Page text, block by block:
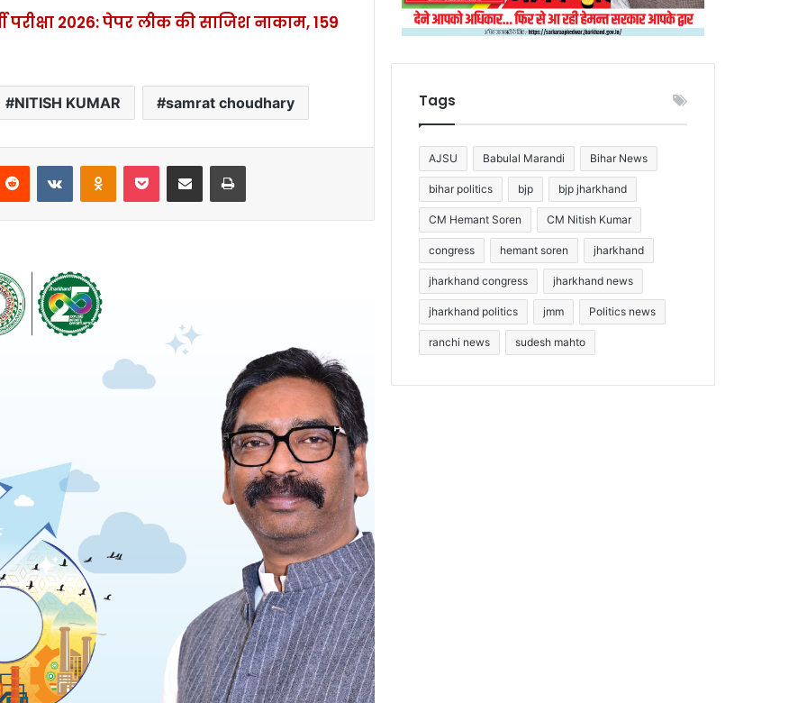
2026: पेपर लीक की साजिश नाकाम, 159
NITISH KUMAR samrat choudhary Tags
AJSU Babulal Marandi Bihar News
bihar politics bjp bjp jharkhand
CM Hemant Soren CM Nitish Kumar
congress hemant soren jharkhand
jharkhand congress jharkhand news
jharkhand politics jmm Politics news
ranchi news sudesh mahto